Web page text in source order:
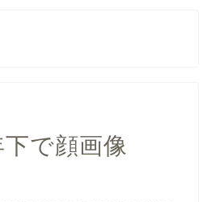
で顔画像